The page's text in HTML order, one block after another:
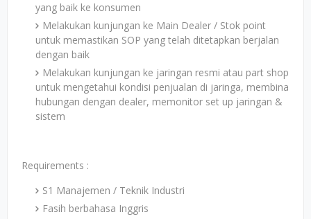
yang baik ke konsumen
Melakukan kunjungan ke Main Dealer / Stok point
untuk memastikan SOP yang telah ditetapkan berjalan
dengan baik
Melakukan kunjungan ke jaringan resmi atau part shop
untuk mengetahui kondisi penjualan di jaringa, membina
hubungan dengan dealer, memonitor set up jaringan &
sistem
Requirements :
S1 Manajemen / Teknik Industri
Fasih berbahasa Inggris